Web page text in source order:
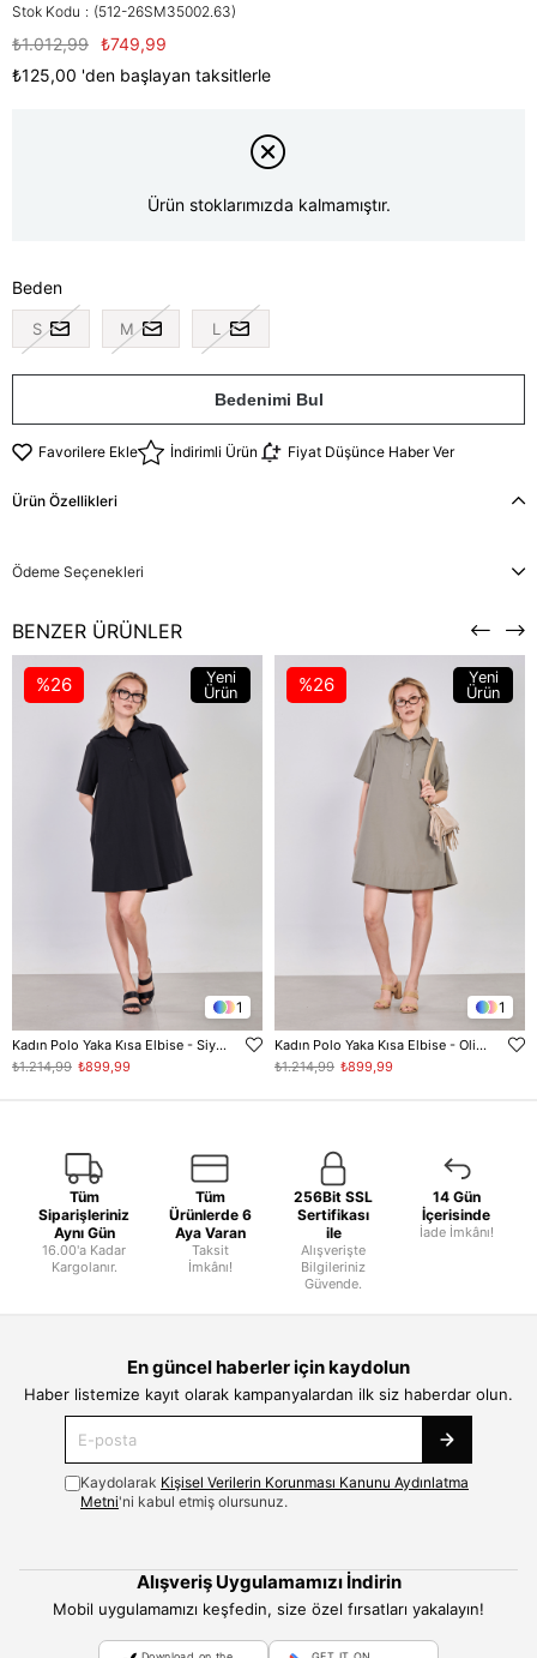
Stok Kodu (512-26SM35002.63)
₺1.012,99 ₺749,99
₺125,00 'den başlayan taksitlerle
Ürün stoklarımızda kalmamıştır.
Beden
S M L
Bedenimi Bul
Favorilere Ekle İndirimli Ürün Fiyat Düşünce Haber Ver
Ürün Özellikleri
Ödeme Seçenekleri
BENZER ÜRÜNLER
1
Kadın Polo Yaka Kısa Elbise - Siyah
₺899,99
₺1.214,99
%26
Yeni
Ürün
1
Kadın Polo Yaka Kısa Elbise - Olive
₺899,99
₺1.214,99
%26
Yeni
Ürün
Tüm
Siparişleriniz
Aynı Gün
16.00'a Kadar
Kargolanır.
Tüm
Ürünlerde 6
Aya Varan
Taksit
İmkânı!
256Bit SSL
Sertifikası
ile
Alışverişte
Bilgileriniz
Güvende.
14 Gün
İçerisinde
İade İmkânı!
En güncel haberler için kaydolun
Haber listemize kayıt olarak kampanyalardan ilk siz haberdar olun.
Kaydolarak Kişisel Verilerin Korunması Kanunu Aydınlatma
Metni'ni kabul etmiş olursunuz.
Alışveriş Uygulamamızı İndirin
Mobil uygulamamızı keşfedin, size özel fırsatları yakalayın!